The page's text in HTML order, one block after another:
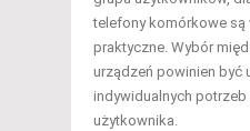
telefony komórkowe są
praktyczne. Wybór
urządzeń powinien być
indywidualnych potrzeb
użytkownika.